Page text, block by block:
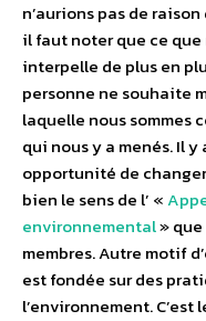
n’aurions pas de
il faut noter que ce
interpelle de plus en
personne ne souhaite
laquelle nous sommes
qui nous y a menés. Il
opportunité de
bien le sens de l’ «
environnemental»
membres. Autre motif
est fondée sur des
l’environnement.